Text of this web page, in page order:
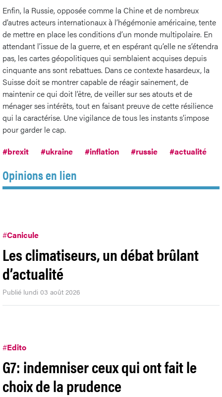
Enfin, la Russie, opposée comme la Chine et de nombreux
d’autres acteurs internationaux à l’hégémonie américaine, tente
de mettre en place les conditions d’un monde multipolaire. En
attendant l’issue de la guerre, et en espérant qu’elle ne s’étendra
pas, les cartes géopolitiques qui semblaient acquises depuis
cinquante ans sont rebattues. Dans ce contexte hasardeux, la
Suisse doit se montrer capable de réagir sainement, de
maintenir ce qui doit l’être, de veiller sur ses atouts et de
ménager ses intérêts, tout en faisant preuve de cette résilience
qui la caractérise. Une vigilance de tous les instants s’impose
pour garder le cap.
#brexit
#ukraine #inflation #russie #actualité
Opinions en lien
#Canicule
Les climatiseurs, un débat brûlant
d’actualité
Publié lundi 03 août 2026
#Edito
G7: indemniser ceux qui ont fait le
choix de la prudence